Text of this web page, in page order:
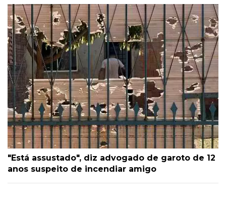
"Está assustado", diz advogado de garoto de 12
anos suspeito de incendiar amigo